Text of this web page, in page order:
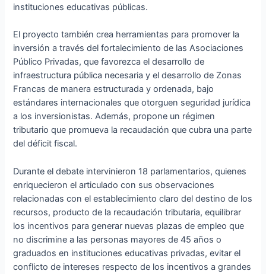
instituciones educativas públicas.
El proyecto también crea herramientas para promover la
inversión a través del fortalecimiento de las Asociaciones
Público Privadas, que favorezca el desarrollo de
infraestructura pública necesaria y el desarrollo de Zonas
Francas de manera estructurada y ordenada, bajo
estándares internacionales que otorguen seguridad jurídica
a los inversionistas. Además, propone un régimen
tributario que promueva la recaudación que cubra una parte
del déficit fiscal.
Durante el debate intervinieron 18 parlamentarios, quienes
enriquecieron el articulado con sus observaciones
relacionadas con el establecimiento claro del destino de los
recursos, producto de la recaudación tributaria, equilibrar
los incentivos para generar nuevas plazas de empleo que
no discrimine a las personas mayores de 45 años o
graduados en instituciones educativas privadas, evitar el
conflicto de intereses respecto de los incentivos a grandes